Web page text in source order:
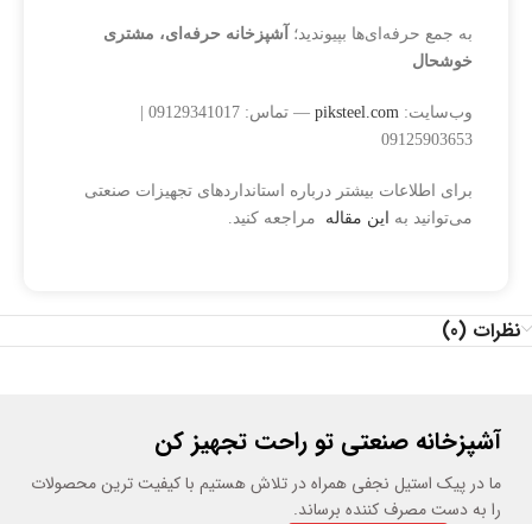
به جمع حرفه‌ای‌ها بپیوندید؛
آشپزخانه حرفه‌ای، مشتری
خوشحال
وب‌سایت: piksteel.com
— تماس: 09129341017 |
09125903653
برای اطلاعات بیشتر درباره استانداردهای تجهیزات صنعتی
می‌توانید به این مقاله مراجعه کنید.
نظرات (0)
آشپزخانه صنعتی تو راحت تجهیز کن
ما در پیک استیل نجفی همراه در تلاش هستیم با کیفیت ترین محصولات
را به دست مصرف کننده برساند.